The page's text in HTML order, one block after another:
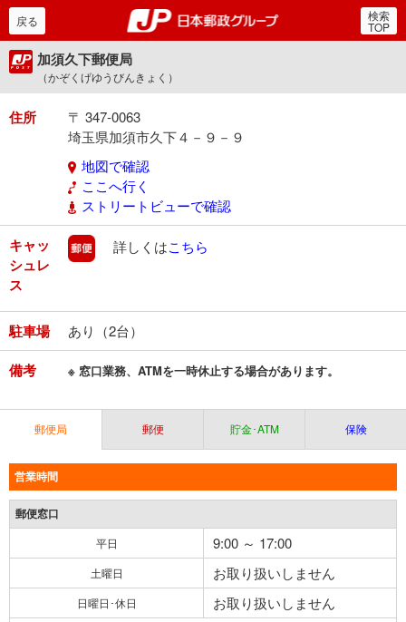
郵便局・日本郵政グルー
戻る 検索
TOP
加須久下郵便局
（かぞくげゆうびんきょく）
住所
〒 347-0063
埼玉県加須市久下４－９－９
地図で確認
ここへ行く
ストリートビューで確認
キャッ
シュレ
ス
郵便
詳しくはこちら
駐車場 あり（2台）
備考 ※ 窓口業務、ATMを一時休止する場合があります。
郵便局 郵便 貯金･ATM 保険
営業時間
郵便窓口
平日 9:00 ～ 17:00
土曜日 お取り扱いしません
日曜日･休日 お取り扱いしません